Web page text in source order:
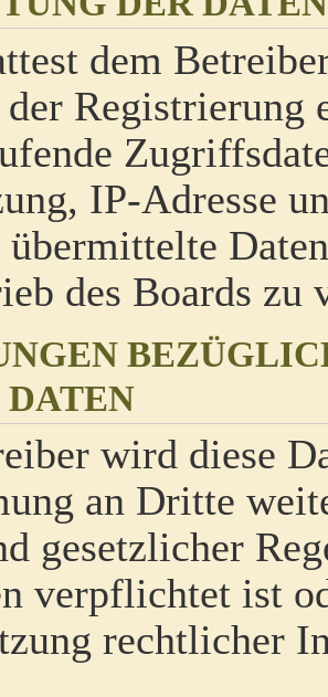
dem
Registrierung
IP-Adresse
des Boards zu
wird diese
an Dritte
gesetzlicher
verpflichtet ist
rechtlicher